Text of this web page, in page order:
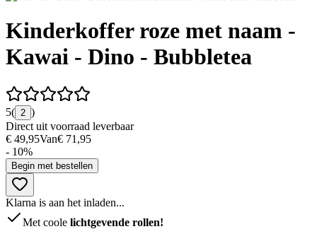
Kinderkoffer roze met naam -
Kawai - Dino - Bubbletea
5( 2 )
Direct uit voorraad leverbaar
€ 49,95Van€ 71,95
- 10%
Begin met bestellen
Klarna is aan het inladen...
Met coole lichtgevende rollen!